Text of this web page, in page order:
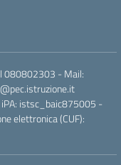
080802303 - Mail:
iPA: istsc_baic875005 -
elettronica (CUF):